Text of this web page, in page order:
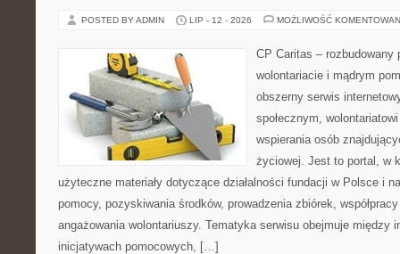
POSTED BY ADMIN LIP - 12 - 2026 MOŻLIWOŚĆ
CP Caritas – rozbudowany
wolontariacie i mądrym
obszerny serwis
społecznym,
wspierania osób
życiowej. Jest to portal, w
użyteczne materiały dotyczące działalności fundacji w Polsce i
pomocy, pozyskiwania środków, prowadzenia zbiórek,
angażowania wolontariuszy. Tematyka serwisu obejmuje między
inicjatywach pomocowych, […]